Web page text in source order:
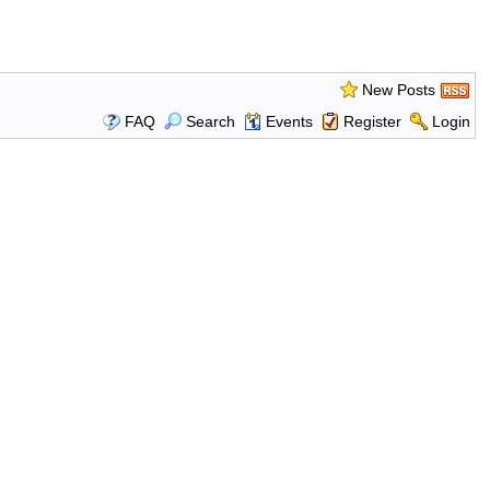
New Posts
FAQ
Search Events Register Login